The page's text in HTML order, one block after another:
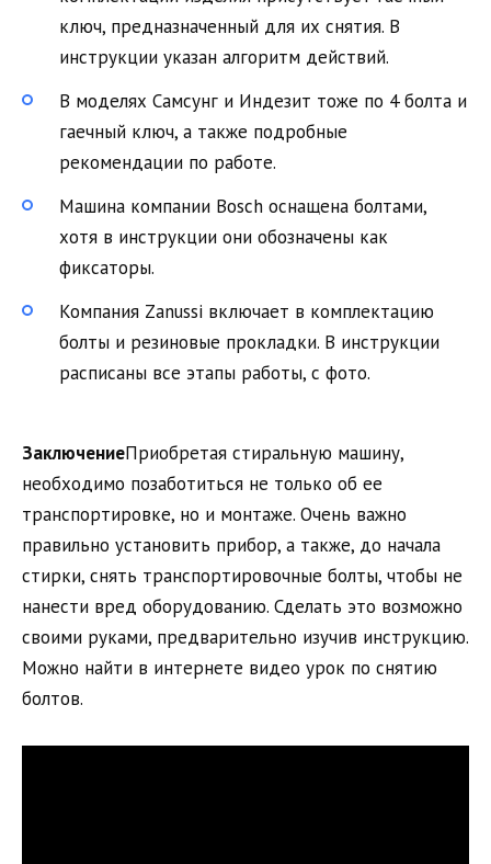
ключ, предназначенный для их снятия. В
инструкции указан алгоритм действий.
В моделях Самсунг и Индезит тоже по 4 болта и
гаечный ключ, а также подробные
рекомендации по работе.
Машина компании Bosch оснащена болтами,
хотя в инструкции они обозначены как
фиксаторы.
Компания Zanussi включает в комплектацию
болты и резиновые прокладки. В инструкции
расписаны все этапы работы, с фото.
ЗаключениеПриобретая стиральную машину,
необходимо позаботиться не только об ее
транспортировке, но и монтаже. Очень важно
правильно установить прибор, а также, до начала
стирки, снять транспортировочные болты, чтобы не
нанести вред оборудованию. Сделать это возможно
своими руками, предварительно изучив инструкцию.
Можно найти в интернете видео урок по снятию
болтов.